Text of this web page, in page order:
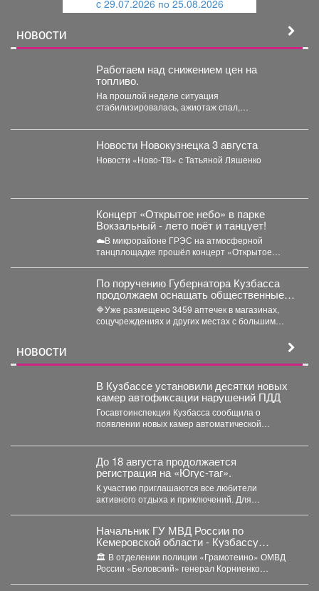
c 29.07.2026 по 25.08.2026
НОВОСТИ
Работаем над снижением цен на
топливо.
На прошлой неделе ситуация
стабилизировалась, ажиотаж спал,
солярки. Удалось...
Новости Новокузнецка 3 августа
Новости «Ново-ТВ» с Татьяной Ляшенко
Концерт «Открытое небо» в парке
Вокзальный - лето поёт и танцует!
☁️В микрорайоне ГРЭС на атмосферной
танцплощадке прошёл концерт «Открытое
По поручению Губернатора Кузбасса
продолжаем оснащать общественные
пространства аптечками первой
помощи.
🔷Уже размещено 3459 аптечек в магазинах,
соцучреждениях и других местах с большим
НОВОСТИ
В Кузбассе установили десятки новых
камер автофиксации нарушений ПДД
Госавтоинспекция Кузбасса сообщила о
появлении новых камер автоматической
движения. С начала...
До 18 августа продолжается
регистрация на «Югус-таг».
К участию приглашаются все любители
активного отдыха и приключений. Для
Начальник ГУ МВД России по
Кемеровской области - Кузбассу
Геннадий Корниенко проверил работу
подразделений отдела МВД России
«Беловский»
🏛️ В отделении полиции «Грамотеино» ОМВД
России «Беловский» генерал Корниенко